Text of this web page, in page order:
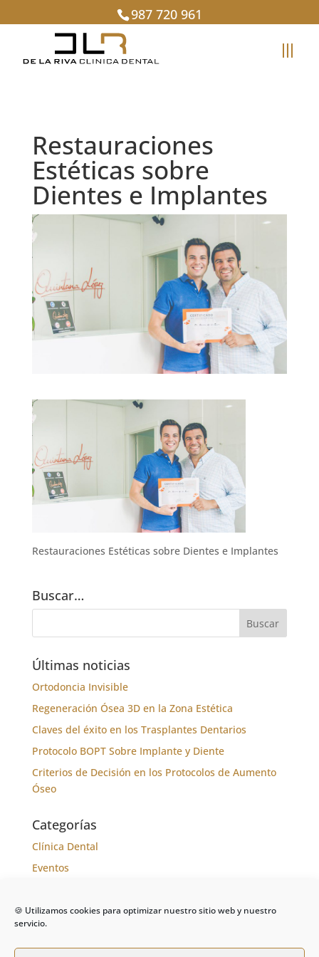
🍪 Utilizamos cookies para optimizar nuestro sitio web y nuestro
servicio.
987 720 961
Restauraciones
Estéticas sobre
Dientes e Implantes
Restauraciones Estéticas sobre Dientes e Implantes
Buscar…
Últimas noticias
Ortodoncia Invisible
Regeneración Ósea 3D en la Zona Estética
Claves del éxito en los Trasplantes Dentarios
Protocolo BOPT Sobre Implante y Diente
Criterios de Decisión en los Protocolos de Aumento
Óseo
Categorías
Clínica Dental
Eventos
Noticias